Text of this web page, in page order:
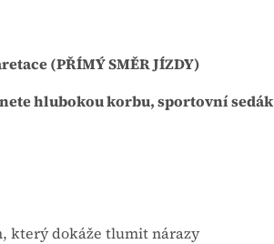
(PŘÍMÝ SMĚR JÍZDY)
hlubokou korbu, sportovní sedák
který dokáže tlumit nárazy